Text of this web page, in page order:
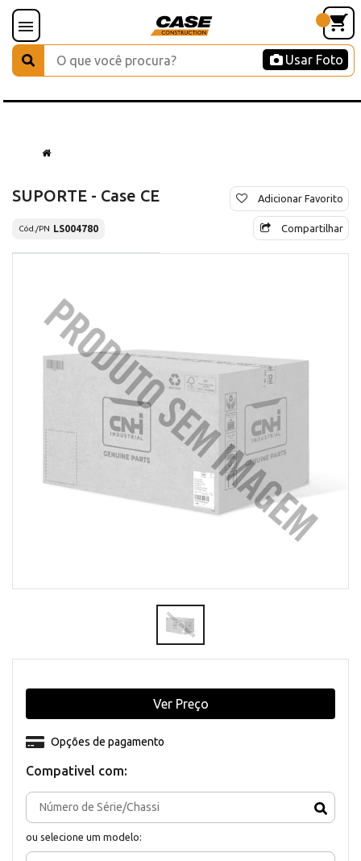
Usar Foto
SUPORTE - Case CE
Cód./PN LS004780
Adicionar Favorito
Compartilhar
Compativel com:
ou selecione um modelo:
Opções de pagamento
Ver Preço